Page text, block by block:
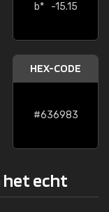
b*
-15.15
HEX-CODE
#636983
het echt